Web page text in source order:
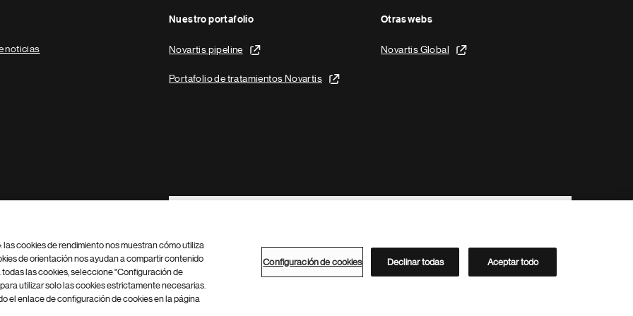
noticias
Nuestro portafolio
Novartis pipeline
Portafolio de tratamientos Novartis
Otras webs
Novartis Global
Footer Site Search
Configuración de cookies Mapa del sitio
Directorio de Novartis
cookies de rendimiento nos muestran cómo utiliza
de orientación nos ayudan a compartir contenido
las cookies, seleccione "Configuración de
utilizar solo las cookies estrictamente necesarias.
el enlace de configuración de cookies en la página
Configuración de cookies Declinar todas Aceptar todo